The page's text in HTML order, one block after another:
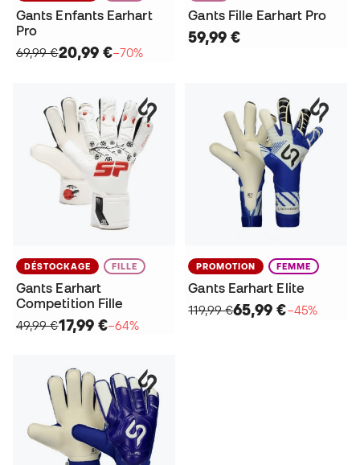
Gants Enfants Earhart
Pro
69,99 €20,99 €−70%
Gants Fille Earhart Pro
59,99 €
DÉSTOCKAGE FILLE
Gants Earhart
Competition Fille
49,99 €17,99 €−64%
PROMOTION FEMME
Gants Earhart Elite
119,99 €65,99 €−45%